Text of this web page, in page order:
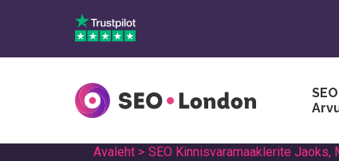
content
SEO
Avaleht > SEO Kinnisvaramaaklerite Jaoks,